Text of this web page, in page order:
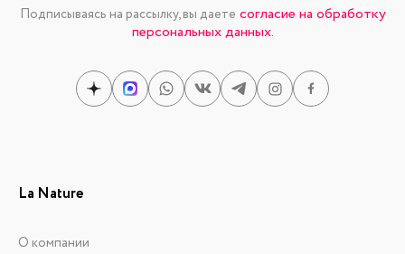
Подписываясь на рассылку, вы даете согласие на обработку
персональных данных.
La Nature
О компании